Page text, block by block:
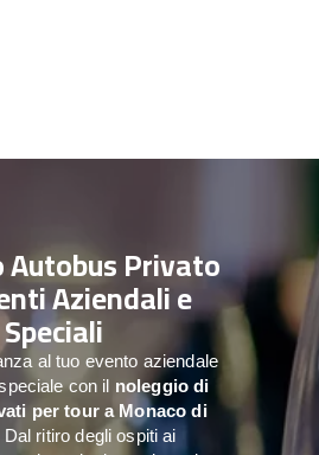
Autobus Privato
Aziendali e
Speciali
al tuo evento aziendale
con il noleggio di
per tour a Monaco di
Dal ritiro degli ospiti ai